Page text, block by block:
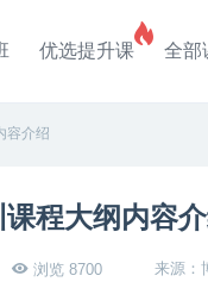
优选提升课 全部
容介绍
程大纲内容
浏览 8700 来源：